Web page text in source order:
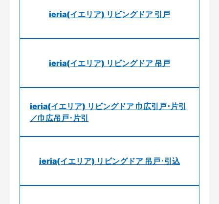
ieria(イエリア) リビングドア 引戸
ieria(イエリア) リビングドア 吊戸
ieria(イエリア) リビングドア 巾広引戸･片引
／巾広吊戸･片引
ieria(イエリア) リビングドア 吊戸･引込